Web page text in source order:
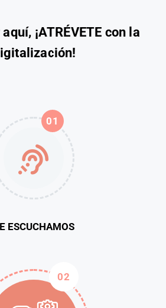
¡ATRÉVETE con la
01
ESCUCHAMOS
02